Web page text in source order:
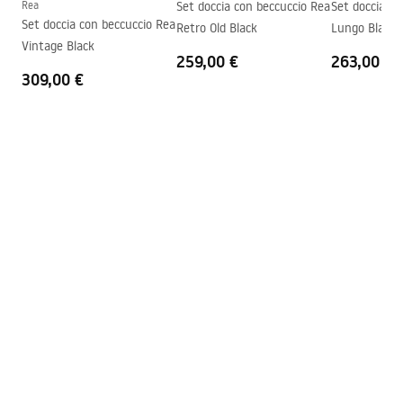
Garanzia
24 mesi
Rivestimento Easy Clean
Condizioni di garanzia
Warranty_Terms_and_Conditions_-
_Shower_Doors__Enclosures__Panels__Bath_Screens_-
_24.pdf
Rea
Set doccia con beccuccio Rea
Vintage Black
309,00 €
Set doccia con beccuccio Rea
Retro Old Black
259,00 €
Set doccia
Lungo Black
263,00 €